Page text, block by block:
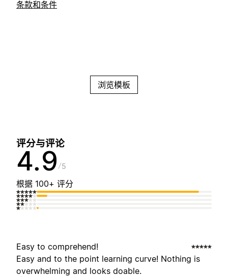
条款和条件
浏览模板
评分与评论
4.9 5
根据 100+ 评分
Easy to comprehend!
Easy and to the point learning curve! Nothing is
overwhelming and looks doable.